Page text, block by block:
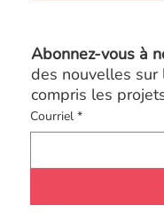
Abonnez-vous à
des nouvelles sur
compris les
Courriel *